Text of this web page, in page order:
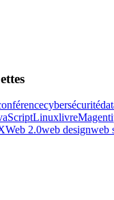
cybersécurité
Linuxlivre
Web 2.0web designweb